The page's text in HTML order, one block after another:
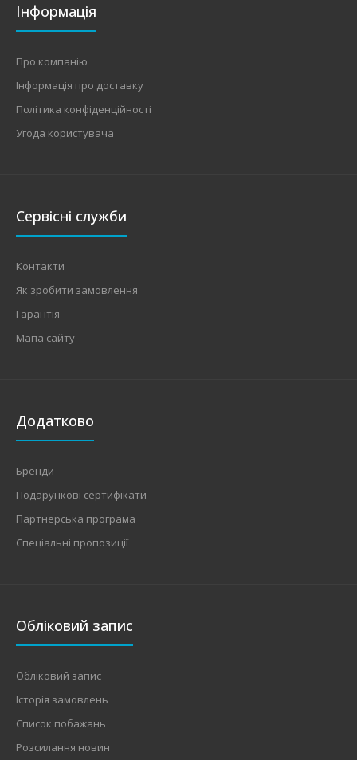
Інформація
Про компанію
Інформація про доставку
Політика конфіденційності
Угода користувача
Сервісні служби
Контакти
Як зробити замовлення
Гарантія
Мапа сайту
Додатково
Бренди
Подарункові сертифікати
Партнерська програма
Спеціальні пропозиції
Обліковий запис
Обліковий запис
Історія замовлень
Список побажань
Розсилання новин